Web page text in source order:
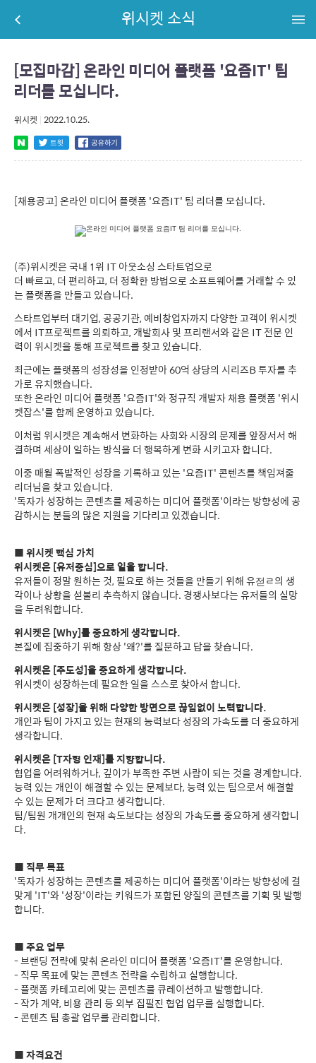
위시켓 소식
[모집마감] 온라인 미디어 플랫폼 '요즘IT' 팀
리더를 모십니다.
위시켓 2022.10.25.
[채용공고] 온라인 미디어 플랫폼 '요즘IT' 팀 리더를 모십니다.
(주)위시켓은 국내 1위 IT 아웃소싱 스타트업으로
더 빠르고, 더 편리하고, 더 정확한 방법으로 소프트웨어를 거래할 수 있
는 플랫폼을 만들고 있습니다.
스타트업부터 대기업, 공공기관, 예비창업자까지 다양한 고객이 위시켓
에서 IT프로젝트를 의뢰하고, 개발회사 및 프리랜서와 같은 IT 전문 인
력이 위시켓을 통해 프로젝트를 찾고 있습니다.
최근에는 플랫폼의 성장성을 인정받아 60억 상당의 시리즈B 투자를 추
가로 유치했습니다.
또한 온라인 미디어 플랫폼 '요즘IT'와 정규직 개발자 채용 플랫폼 '위시
켓잡스'를 함께 운영하고 있습니다.
이처럼 위시켓은 계속해서 변화하는 사회와 시장의 문제를 앞장서서 해
결하며 세상이 일하는 방식을 더 행복하게 변화 시키고자 합니다.
이중 매월 폭발적인 성장을 기록하고 있는 '요즘IT' 콘텐츠를 책임져줄
리더님을 찾고 있습니다.
'독자가 성장하는 콘텐츠를 제공하는 미디어 플랫폼'이라는 방향성에 공
감하시는 분들의 많은 지원을 기다리고 있겠습니다.
■ 위시켓 핵심 가치
위시켓은 [유저중심]으로 일을 합니다.
유저들이 정말 원하는 것, 필요로 하는 것들을 만들기 위해 유젇ㄹ의 생
각이나 상황을 섣불리 추측하지 않습니다. 경쟁사보다는 유저들의 실망
을 두려워합니다.
위시켓은 [Why]를 중요하게 생각합니다.
본질에 집중하기 위해 항상 '왜?'를 질문하고 답을 찾습니다.
위시켓은 [주도성]을 중요하게 생각합니다.
위시켓이 성장하는데 필요한 일을 스스로 찾아서 합니다.
위시켓은 [성장]을 위해 다양한 방면으로 끊임없이 노력합니다.
개인과 팀이 가지고 있는 현재의 능력보다 성장의 가속도를 더 중요하게
생각합니다.
위시켓은 [T자형 인재]를 지향합니다.
협업을 어려워하거나, 깊이가 부족한 주변 사람이 되는 것을 경계합니다.
능력 있는 개인이 해결할 수 있는 문제보다, 능력 있는 팀으로서 해결할
수 있는 문제가 더 크다고 생각합니다.
팀/팀원 개개인의 현재 속도보다는 성장의 가속도를 중요하게 생각합니
다.
■ 직무 목표
'독자가 성장하는 콘텐츠를 제공하는 미디어 플랫폼'이라는 방향성에 걸
맞게 'IT'와 '성장'이라는 키워드가 포함된 양질의 콘텐츠를 기획 및 발행
합니다.
■ 주요 업무
- 브랜딩 전략에 맞춰 온라인 미디어 플랫폼 '요즘IT'를 운영합니다.
- 직무 목표에 맞는 콘텐츠 전략을 수립하고 실행합니다.
- 플랫폼 카테고리에 맞는 콘텐츠를 큐레이션하고 발행합니다.
- 작가 계약, 비용 관리 등 외부 집필진 협업 업무를 실행합니다.
- 콘텐츠 팀 총괄 업무를 관리합니다.
자격요건